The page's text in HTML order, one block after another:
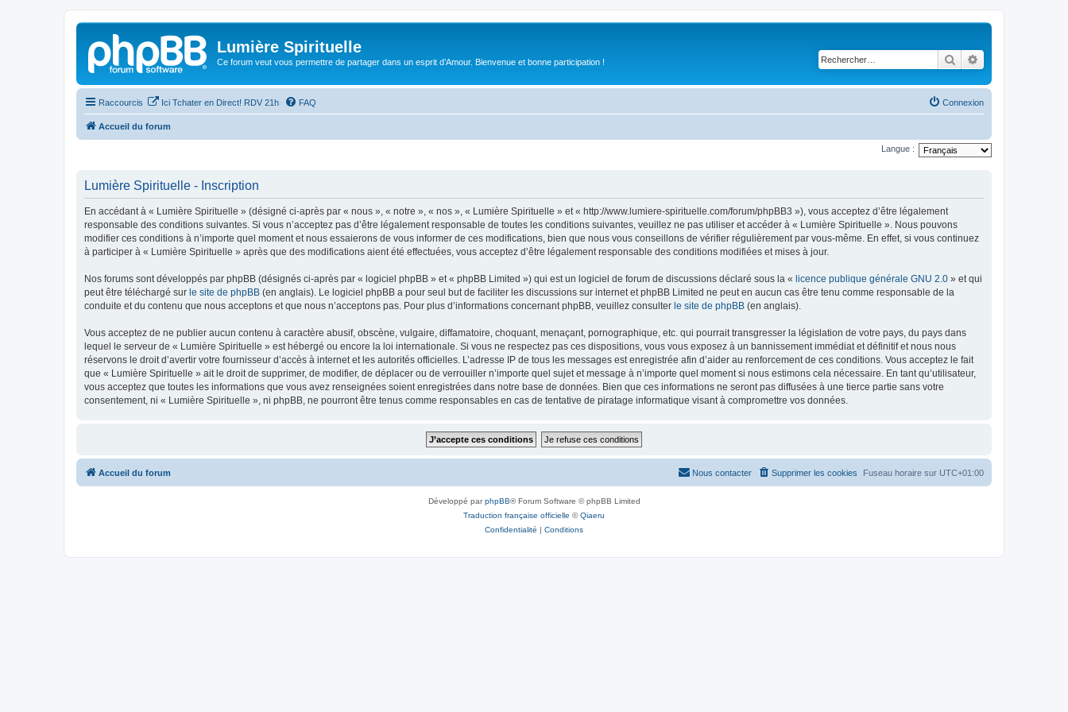
Lumière Spirituelle
Ce forum veut vous permettre de partager dans un esprit d’Amour. Bienvenue et bonne participation ! Rechercher
Raccourcis Ici Tchater en Direct! RDV 21h FAQ Connexion
Accueil du forum
Langue :
Lumière Spirituelle - Inscription
En accédant à « Lumière Spirituelle » (désigné ci-après par « nous », « notre », « nos », « Lumière Spirituelle » et « http://www.lumiere-spirituelle.com/forum/phpBB3 »), vous acceptez d’être légalement
responsable des conditions suivantes. Si vous n’acceptez pas d’être légalement responsable de toutes les conditions suivantes, veuillez ne pas utiliser et accéder à « Lumière Spirituelle ». Nous pouvons
modifier ces conditions à n’importe quel moment et nous essaierons de vous informer de ces modifications, bien que nous vous conseillons de vérifier régulièrement par vous-même. En effet, si vous continuez
à participer à « Lumière Spirituelle » après que des modifications aient été effectuées, vous acceptez d’être légalement responsable des conditions modifiées et mises à jour.
Nos forums sont développés par phpBB (désignés ci-après par « logiciel phpBB » et « phpBB Limited ») qui est un logiciel de forum de discussions déclaré sous la « licence publique générale GNU 2.0 » et qui
peut être téléchargé sur le site de phpBB (en anglais). Le logiciel phpBB a pour seul but de faciliter les discussions sur internet et phpBB Limited ne peut en aucun cas être tenu comme responsable de la
conduite et du contenu que nous acceptons et que nous n’acceptons pas. Pour plus d’informations concernant phpBB, veuillez consulter le site de phpBB (en anglais).
Vous acceptez de ne publier aucun contenu à caractère abusif, obscène, vulgaire, diffamatoire, choquant, menaçant, pornographique, etc. qui pourrait transgresser la législation de votre pays, du pays dans
lequel le serveur de « Lumière Spirituelle » est hébergé ou encore la loi internationale. Si vous ne respectez pas ces dispositions, vous vous exposez à un bannissement immédiat et définitif et nous nous
réservons le droit d’avertir votre fournisseur d’accès à internet et les autorités officielles. L’adresse IP de tous les messages est enregistrée afin d’aider au renforcement de ces conditions. Vous acceptez le fait
que « Lumière Spirituelle » ait le droit de supprimer, de modifier, de déplacer ou de verrouiller n’importe quel sujet et message à n’importe quel moment si nous estimons cela nécessaire. En tant qu’utilisateur,
vous acceptez que toutes les informations que vous avez renseignées soient enregistrées dans notre base de données. Bien que ces informations ne seront pas diffusées à une tierce partie sans votre
consentement, ni « Lumière Spirituelle », ni phpBB, ne pourront être tenus comme responsables en cas de tentative de piratage informatique visant à compromettre vos données.
Accueil du forum Fuseau horaire sur UTC+01:00
Supprimer les cookies
Nous contacter
Développé parphpBB® Forum Software © phpBB Limited
Traduction française officielle ©Qiaeru
Confidentialité | Conditions